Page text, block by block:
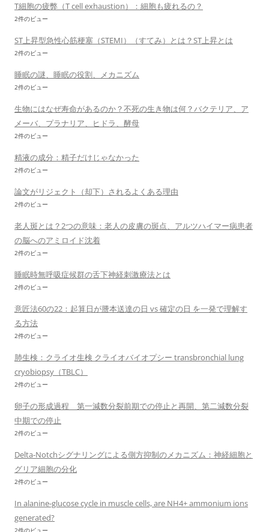
T細胞の疲弊（T cell exhaustion）：細胞も疲れるの？
2件のビュー
ST上昇型急性心筋梗塞（STEMI）（すてみ）とは？ST上昇とは
2件のビュー
睡眠の謎、睡眠の役割、メカニズム
2件のビュー
生物にはなぜ寿命があるのか？不死の生き物は何？バクテリア、ア
メーバ、プラナリア、ヒドラ、酵母
2件のビュー
精液の成分：精子だけじゃなかった
2件のビュー
論文がリジェクト（却下）されるよくある理由
2件のビュー
老人斑とは？2つの意味：老人の皮膚の斑点、アルツハイマー病患者
の脳へのアミロイド沈着
2件のビュー
睡眠時無呼吸症候群の舌下神経刺激療法とは
2件のビュー
意匠法60の22：起算日が謄本送達の日 vs 確定の日 を一発で理解す
る方法
2件のビュー
肺生検：クライオ生検 クライオバイオプシー transbronchial lung
cryobiopsy（TBLC）
2件のビュー
卵子の形成過程 第一減数分裂前期での停止と再開、第二減数分裂
中期での停止
2件のビュー
Delta-Notchシグナリングによる側方抑制のメカニズム：神経細胞と
グリア細胞の分化
2件のビュー
In alanine-glucose cycle in muscle cells, are NH4+ ammonium ions
generated?
2件のビュー